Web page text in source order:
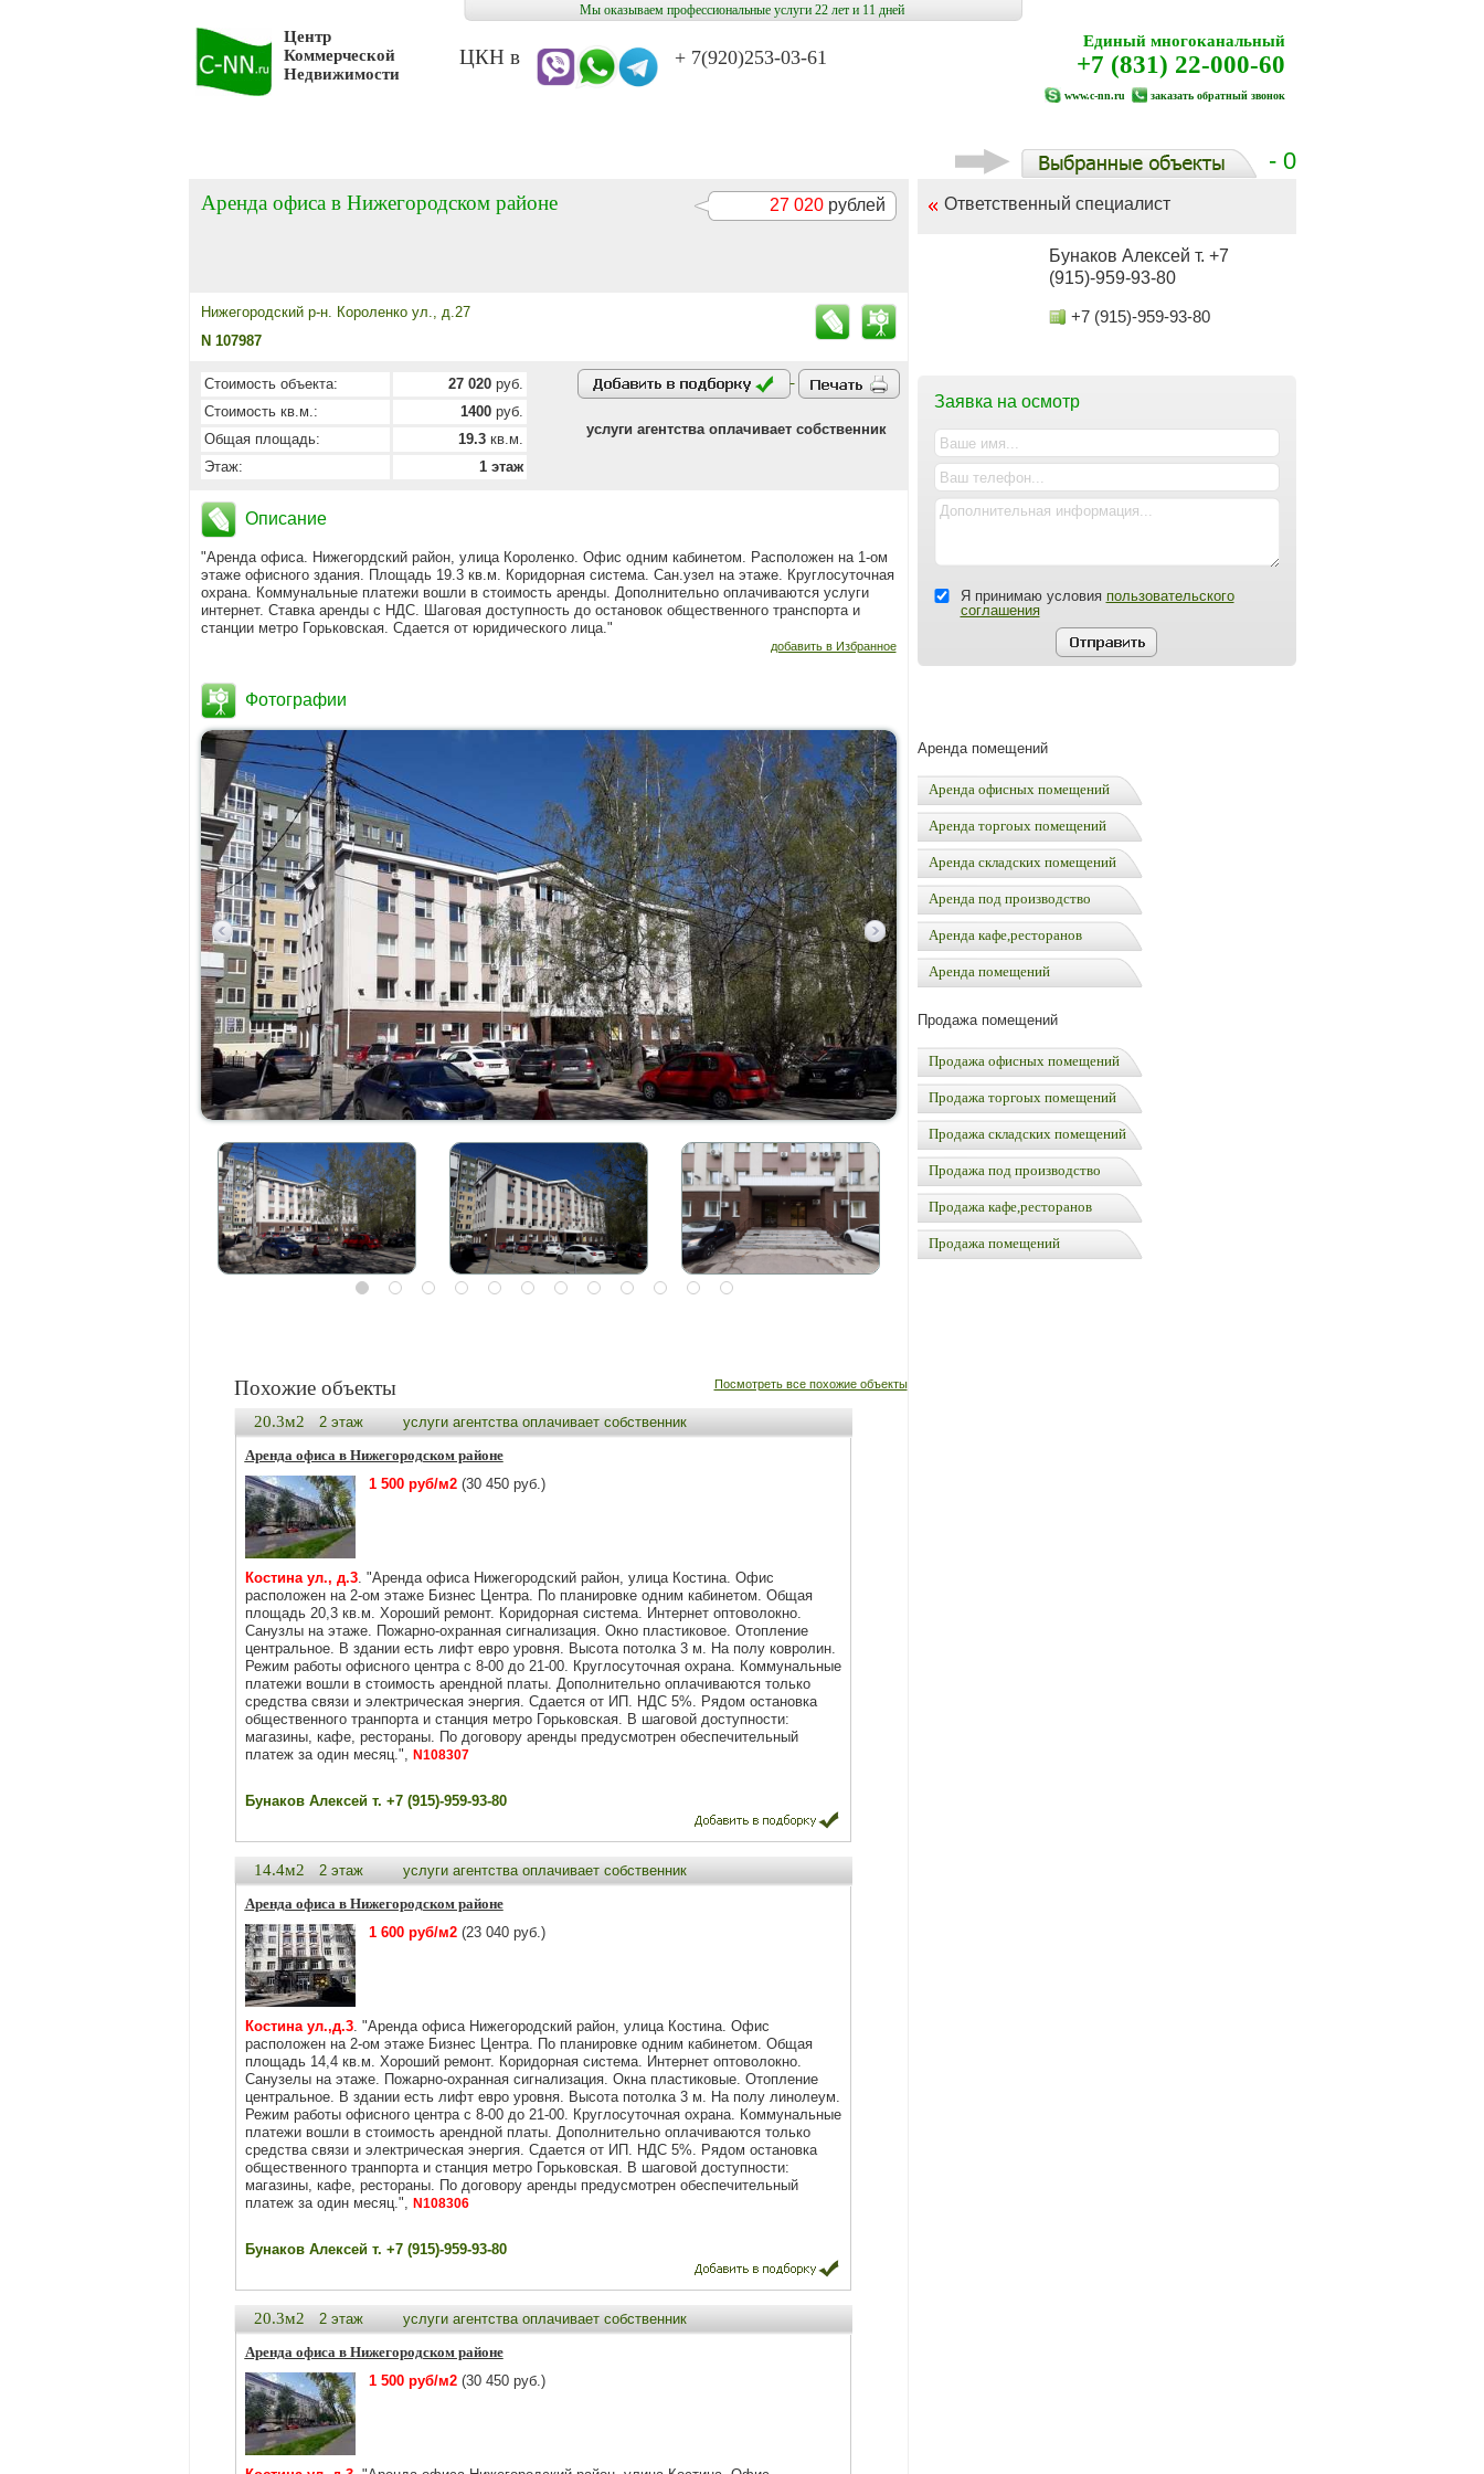
Мы оказываем профессиональные услуги 22 лет и 11 дней
Центр
Коммерческой
Недвижимости
ЦКН в + 7(920)253-03-61
Единый многоканальный
+7 (831) 22-000-60
www.c-nn.ru заказать обратный звонок
- 0
Аренда офиса в Нижегородском районе 27 020рублей
Нижегородский р-н. Короленко ул., д.27
N 107987
Стоимость объекта: 27 020руб.
Стоимость кв.м.:
1400руб.
Общая площадь:
19.3кв.м.
Этаж:
1 этаж
услуги агентства оплачивает собственник
Описание
"Аренда офиса. Нижегордский район, улица Короленко. Офис одним кабинетом. Расположен на 1-ом
этаже офисного здания. Площадь 19.3 кв.м. Коридорная система. Сан.узел на этаже. Круглосуточная
охрана. Коммунальные платежи вошли в стоимость аренды. Дополнительно оплачиваются услуги
интернет. Ставка аренды с НДС. Шаговая доступность до остановок общественного транспорта и
станции метро Горьковская. Сдается от юридического лица."
добавить в Избранное
Фотографии
Посмотреть все похожие объекты
Похожие объекты
20.3м2 2 этаж
услуги агентства оплачивает собственник
Аренда офиса в Нижегородском районе
1 500 руб/м2(30 450 руб.)
Костина ул., д.3. "Аренда офиса Нижегородский район, улица Костина. Офис
расположен на 2-ом этаже Бизнес Центра. По планировке одним кабинетом. Общая
площадь 20,3 кв.м. Хороший ремонт. Коридорная система. Интернет оптоволокно.
Санузлы на этаже. Пожарно-охранная сигнализация. Окно пластиковое. Отопление
центральное. В здании есть лифт евро уровня. Высота потолка 3 м. На полу ковролин.
Режим работы офисного центра с 8-00 до 21-00. Круглосуточная охрана. Коммунальные
платежи вошли в стоимость арендной платы. Дополнительно оплачиваются только
средства связи и электрическая энергия. Сдается от ИП. НДС 5%. Рядом остановка
общественного транпорта и станция метро Горьковская. В шаговой доступности:
магазины, кафе, рестораны. По договору аренды предусмотрен обеспечительный
платеж за один месяц.", N108307
Бунаков Алексей т. +7 (915)-959-93-80
14.4м2 2 этаж
услуги агентства оплачивает собственник
Аренда офиса в Нижегородском районе
1 600 руб/м2(23 040 руб.)
Костина ул.,д.3. "Аренда офиса Нижегородский район, улица Костина. Офис
расположен на 2-ом этаже Бизнес Центра. По планировке одним кабинетом. Общая
площадь 14,4 кв.м. Хороший ремонт. Коридорная система. Интернет оптоволокно.
Санузелы на этаже. Пожарно-охранная сигнализация. Окна пластиковые. Отопление
центральное. В здании есть лифт евро уровня. Высота потолка 3 м. На полу линолеум.
Режим работы офисного центра с 8-00 до 21-00. Круглосуточная охрана. Коммунальные
платежи вошли в стоимость арендной платы. Дополнительно оплачиваются только
средства связи и электрическая энергия. Сдается от ИП. НДС 5%. Рядом остановка
общественного транпорта и станция метро Горьковская. В шаговой доступности:
магазины, кафе, рестораны. По договору аренды предусмотрен обеспечительный
платеж за один месяц.", N108306
Бунаков Алексей т. +7 (915)-959-93-80
20.3м2 2 этаж
услуги агентства оплачивает собственник
Аренда офиса в Нижегородском районе
1 500 руб/м2(30 450 руб.)
Ответственный специалист
Бунаков Алексей т. +7
(915)-959-93-80
+7 (915)-959-93-80
Заявка на осмотр
Я принимаю условия пользовательского
соглашения
Аренда помещений
Аренда офисных помещений
Аренда торгоых помещений
Аренда складских помещений
Аренда под производство
Аренда кафе,ресторанов
Аренда помещений
Продажа помещений
Продажа офисных помещений
Продажа торгоых помещений
Продажа складских помещений
Продажа под производство
Продажа кафе,ресторанов
Продажа помещений